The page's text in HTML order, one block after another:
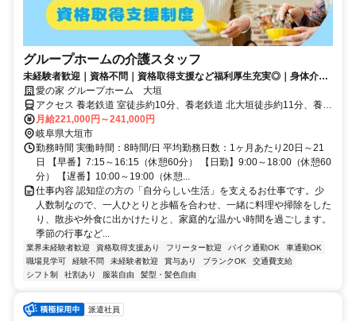
グループホームの介護スタッフ
未経験者歓迎｜資格不問｜資格取得支援など福利厚生充実◎｜身体介助
少なめ（対話が中心）
愛の家 グループホーム 大垣
アクセス 養老鉄道 室徒歩約10分、養老鉄道 北大垣徒歩約11分、養老
鉄道 西大垣徒歩約19分 養老線「室駅」「北大垣駅」より徒歩10分
月給221,000円～241,000円
岐阜県大垣市
勤務時間 実働時間：8時間/日 平均勤務日数：1ヶ月あたり20日～21
日 【早番】7:15～16:15（休憩60分） 【日勤】9:00～18:00（休憩60
分） 【遅番】10:00～19:00（休憩...
仕事内容 認知症の方の「自分らしい生活」を支えるお仕事です。少
人数制なので、一人ひとりと歩幅を合わせ、一緒に料理や掃除をした
り、散歩や外食に出かけたりと、家庭的な温かい時間を過ごします。
季節の行事など...
業界未経験者歓迎 資格取得支援あり フリーター歓迎 バイク通勤OK
車通勤OK
職場見学可
経験不問 未経験者歓迎 賞与あり ブランクOK
交通費支給
シフト制
社割あり 服装自由 髪型・髪色自由
派遣社員